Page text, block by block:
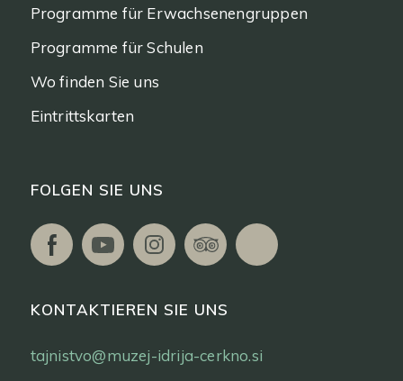
Programme für Erwachsenengruppen
Programme für Schulen
Wo finden Sie uns
Eintrittskarten
FOLGEN SIE UNS
KONTAKTIEREN SIE UNS
tajnistvo@muzej-idrija-cerkno.si